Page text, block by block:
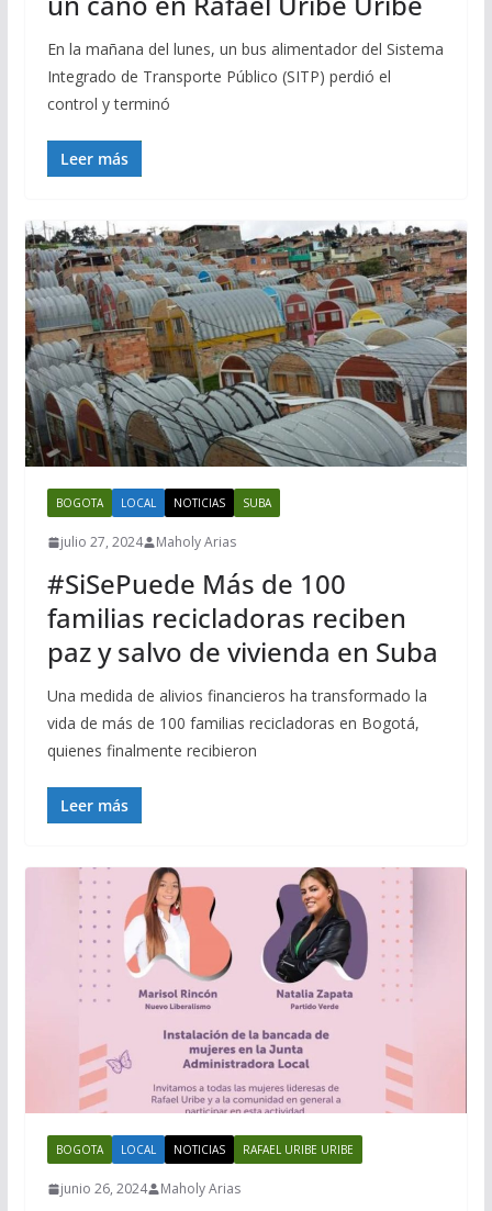
En la mañana del lunes, un bus alimentador del Sistema
Integrado de Transporte Público (SITP) perdió el
control y terminó
Leer más
BOGOTA LOCAL NOTICIAS SUBA
julio 27, 2024 Maholy Arias
#SiSePuede Más de 100
familias recicladoras reciben
paz y salvo de vivienda en Suba
Una medida de alivios financieros ha transformado la
vida de más de 100 familias recicladoras en Bogotá,
quienes finalmente recibieron
Leer más
BOGOTA LOCAL NOTICIAS RAFAEL URIBE URIBE
junio 26, 2024 Maholy Arias